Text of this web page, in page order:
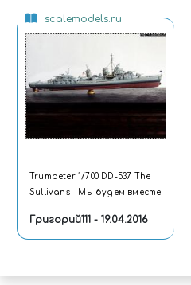
scalemodels.ru
Trumpeter 1/700 DD-537 The
Sullivans - Мы будем вместе
Григорий111 - 19.04.2016